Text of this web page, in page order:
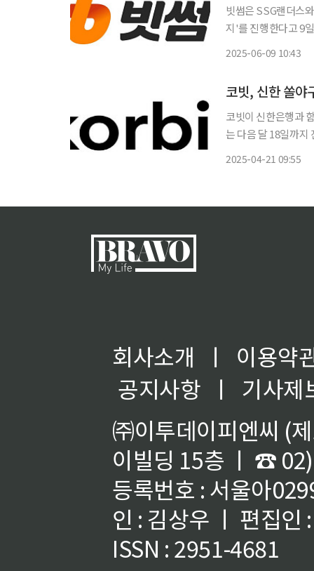
빗썸은 SSG랜더스
지'를 진행한다고 9
2025-06-09 10:43
코빗, 신한 쏠야
코빗이 신한은행과
는 다음 달 18일까지 진행된다. 이번 이벤트는 신한 쏠야구 플러스에서 선착순 1만 명에게 지
2025-04-21 09:55
회사소개 ㅣ
이용약
공지사항
ㅣ
기사제
㈜이투데이피엔씨 (
이빌딩 15층 ㅣ ☎
등록번호 : 서울아
인 : 김상우 ㅣ 편집인
ISSN : 2951-4681